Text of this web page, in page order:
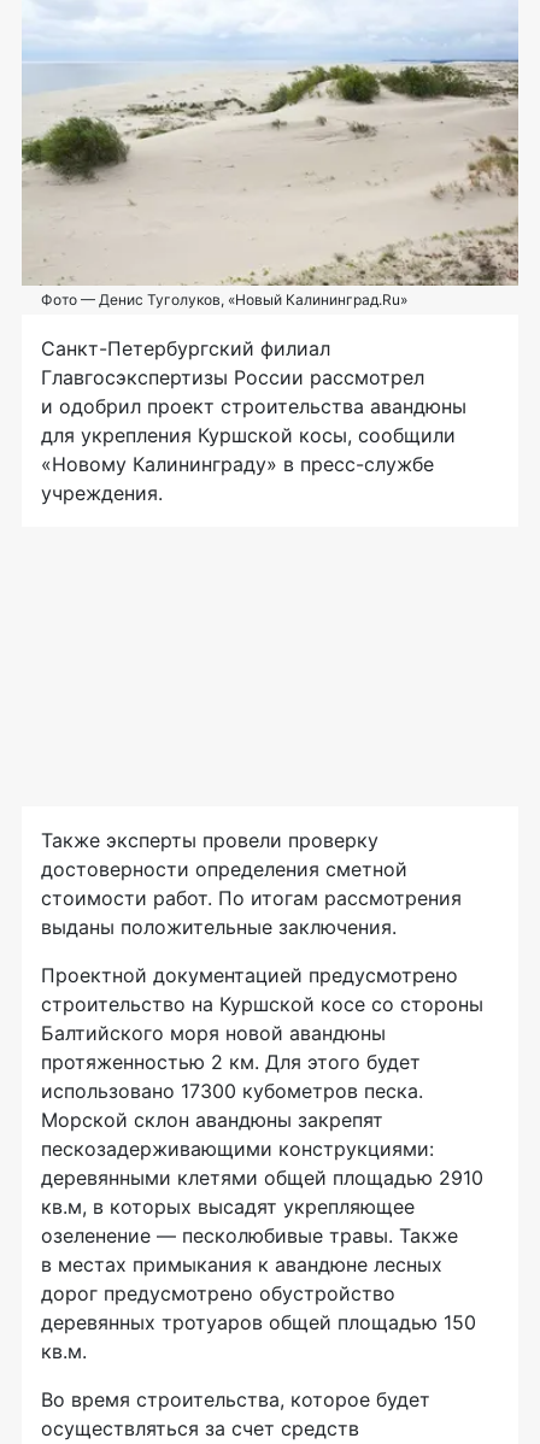
Фото — Денис Туголуков, «Новый Калининград.Ru»
Санкт-Петербургский филиал
Главгосэкспертизы России рассмотрел
и одобрил проект строительства авандюны
для укрепления Куршской косы, сообщили
«Новому Калининграду» в пресс-службе
учреждения.
Также эксперты провели проверку
достоверности определения сметной
стоимости работ. По итогам рассмотрения
выданы положительные заключения.
Проектной документацией предусмотрено
строительство на Куршской косе со стороны
Балтийского моря новой авандюны
протяженностью 2 км. Для этого будет
использовано 17300 кубометров песка.
Морской склон авандюны закрепят
пескозадерживающими конструкциями:
деревянными клетями общей площадью 2910
кв.м, в которых высадят укрепляющее
озеленение — песколюбивые травы. Также
в местах примыкания к авандюне лесных
дорог предусмотрено обустройство
деревянных тротуаров общей площадью 150
кв.м.
Во время строительства, которое будет
осуществляться за счет средств